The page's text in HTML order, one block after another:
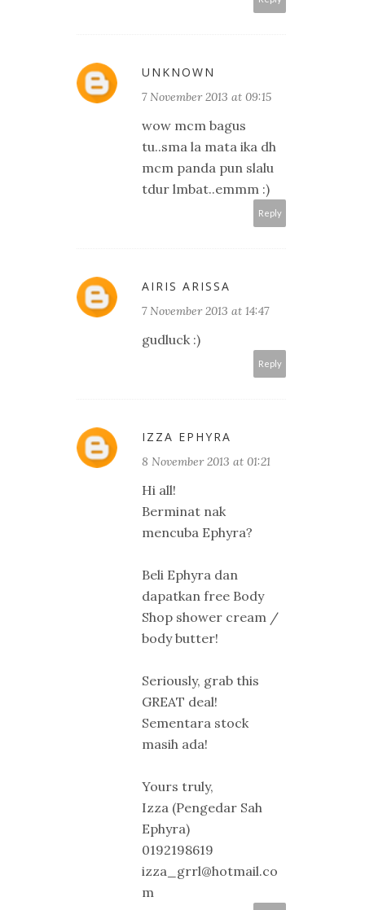
UNKNOWN
7 November 2013 at 09:15
wow mcm bagus
tu..sma la mata ika dh
mcm panda pun slalu
tdur lmbat..emmm :)
Reply
AIRIS ARISSA
7 November 2013 at 14:47
gudluck :)
Reply
IZZA EPHYRA
8 November 2013 at 01:21
Hi all!
Berminat nak
mencuba Ephyra?
Beli Ephyra dan
dapatkan free Body
Shop shower cream /
body butter!
Seriously, grab this
GREAT deal!
Sementara stock
masih ada!
Yours truly,
Izza (Pengedar Sah
Ephyra)
0192198619
izza_grrl@hotmail.co
m